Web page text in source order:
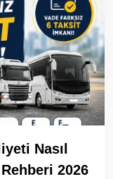
Nasıl
2026